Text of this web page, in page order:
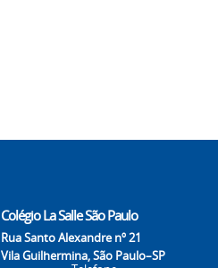
Colégio La Salle São Paulo
Rua Santo Alexandre nº 21
Vila Guilhermina, São Paulo–SP